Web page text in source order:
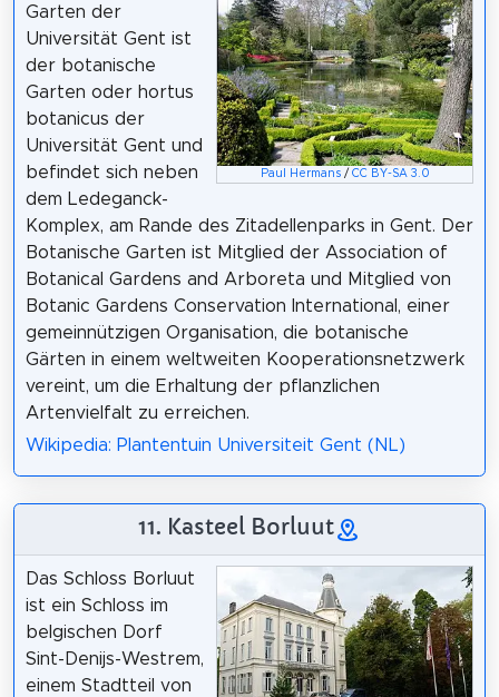
Paul Hermans/ CC BY-SA 3.0
Garten der
Universität Gent ist
der botanische
Garten oder hortus
botanicus der
Universität Gent und
befindet sich neben
dem Ledeganck-
Komplex, am Rande des Zitadellenparks in Gent. Der
Botanische Garten ist Mitglied der Association of
Botanical Gardens and Arboreta und Mitglied von
Botanic Gardens Conservation International, einer
gemeinnützigen Organisation, die botanische
Gärten in einem weltweiten Kooperationsnetzwerk
vereint, um die Erhaltung der pflanzlichen
Artenvielfalt zu erreichen.
Wikipedia: Plantentuin Universiteit Gent (NL)
11. Kasteel Borluut
Das Schloss Borluut
ist ein Schloss im
belgischen Dorf
Sint-Denijs-Westrem,
einem Stadtteil von